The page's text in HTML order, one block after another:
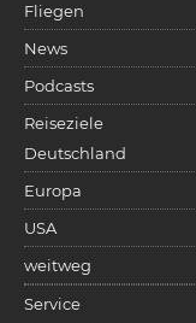
Fliegen
News
Podcasts
Reiseziele
Deutschland
Europa
USA
weitweg
Service